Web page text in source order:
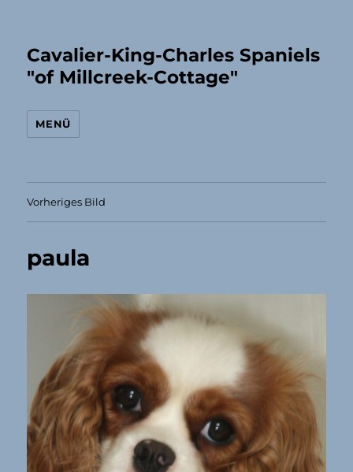
Cavalier-King-Charles Spaniels
"of Millcreek-Cottage"
MENÜ
Vorheriges Bild
paula